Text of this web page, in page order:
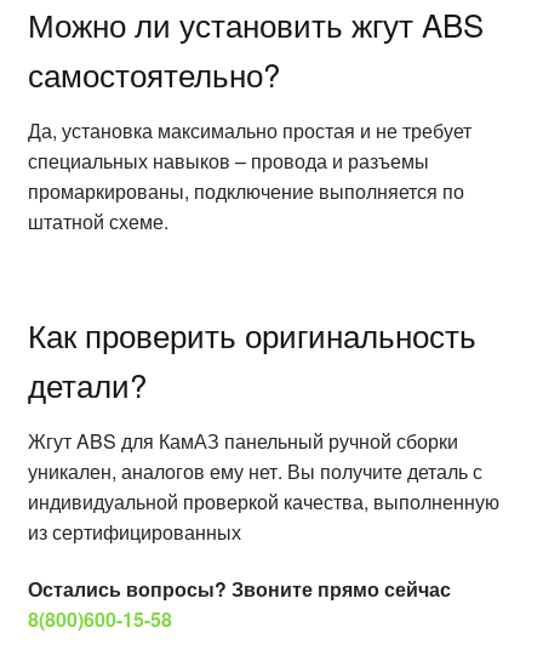
Можно ли установить жгут ABS
самостоятельно?
Да, установка максимально простая и не требует
специальных навыков – провода и разъемы
промаркированы, подключение выполняется по
штатной схеме.
Как проверить оригинальность
детали?
Жгут ABS для КамАЗ панельный ручной сборки
уникален, аналогов ему нет. Вы получите деталь с
индивидуальной проверкой качества, выполненную
из сертифицированных
Остались вопросы? Звоните прямо сейчас
8(800)600-15-58